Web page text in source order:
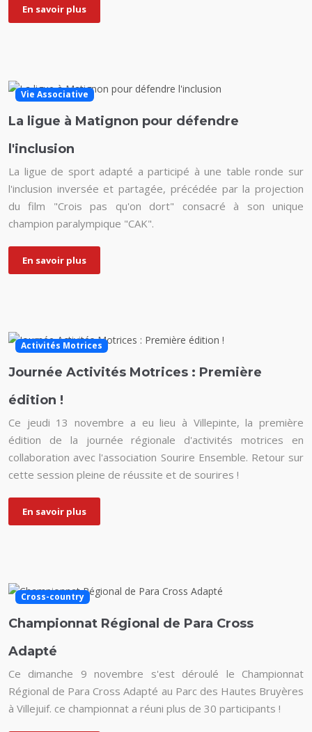
En savoir plus
Vie Associative
La ligue à Matignon pour défendre
l'inclusion
La ligue de sport adapté a participé à une table ronde sur
l'inclusion inversée et partagée, précédée par la projection
du film "Crois pas qu'on dort" consacré à son unique
champion paralympique "CAK".
En savoir plus
Activités Motrices
Journée Activités Motrices : Première
édition !
Ce jeudi 13 novembre a eu lieu à Villepinte, la première
édition de la journée régionale d'activités motrices en
collaboration avec l'association Sourire Ensemble. Retour sur
cette session pleine de réussite et de sourires !
En savoir plus
Cross-country
Championnat Régional de Para Cross
Adapté
Ce dimanche 9 novembre s'est déroulé le Championnat
Régional de Para Cross Adapté au Parc des Hautes Bruyères
à Villejuif. ce championnat a réuni plus de 30 participants !